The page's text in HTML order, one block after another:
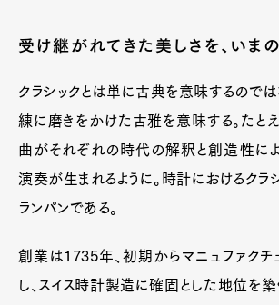
Art&DesignWatchFashion
受け継がれてきた美しさを、いま
クラシックとは単に古典を意味するのでは
練に磨きをかけた古雅を意味する。たと
曲がそれぞれの時代の解釈と創造性に
演奏が生まれるように。時計におけるクラ
ランパンである。
創業は1735年、初期からマニュファク
し、スイス時計製造に確固とした地位を